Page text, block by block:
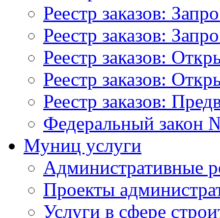
Реестр заказов:
Реестр заказов:
Реестр заказов:
Реестр заказов:
Реестр заказов:
Федеральный закон
Муниц услуги
Административные
Проекты
Услуги в сфере